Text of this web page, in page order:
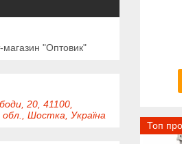
Топ
магазин "Оптовик"
20, 41100,
обл., Шостка, Україна